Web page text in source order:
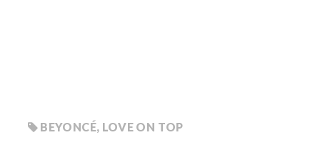
BEYONCÉ, LOVE ON TOP